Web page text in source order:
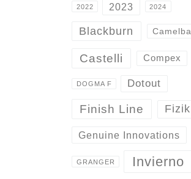
2022 2023 2024
Blackburn
Castelli Compex
DOGMA F Dotout
Finish Line Fizik
Genuine Innovations
GRANGER Invierno